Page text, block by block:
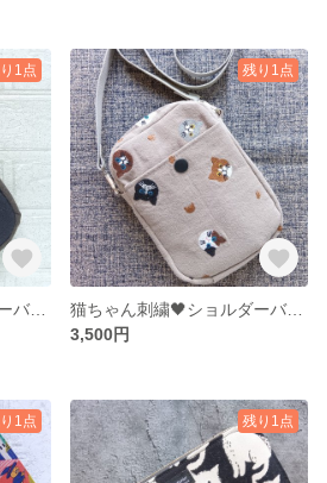
1点
猫ちゃん刺繍🖤ショルダーバッグ♡スマホショルダー♡お子様用バッグ
残り1点
猫ちゃん刺繍🖤ショルダーバッグ♡スマホショルダー♡お子様用バッグ
3,500円
1点 残り1点